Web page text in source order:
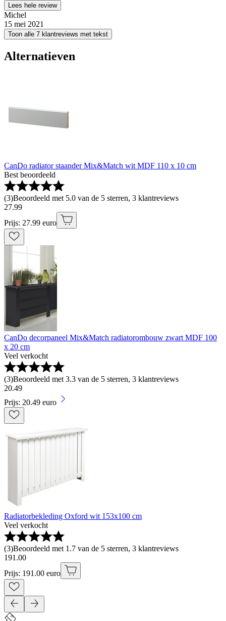
Lees hele review
Michel
15 mei 2021
Toon alle 7 klantreviews met tekst
Alternatieven
CanDo radiator staander Mix&Match wit MDF 110 x 10 cm
Best beoordeeld
(3)Beoordeeld met 5.0 van de 5 sterren, 3 klantreviews
27.99
Prijs: 27.99 euro
CanDo decorpaneel Mix&Match radiatorombouw zwart MDF 100
x 20 cm
Veel verkocht
(3)Beoordeeld met 3.3 van de 5 sterren, 3 klantreviews
20.49
Prijs: 20.49 euro
Radiatorbekleding Oxford wit 153x100 cm
Veel verkocht
(3)Beoordeeld met 1.7 van de 5 sterren, 3 klantreviews
191 .00
Prijs: 191.00 euro